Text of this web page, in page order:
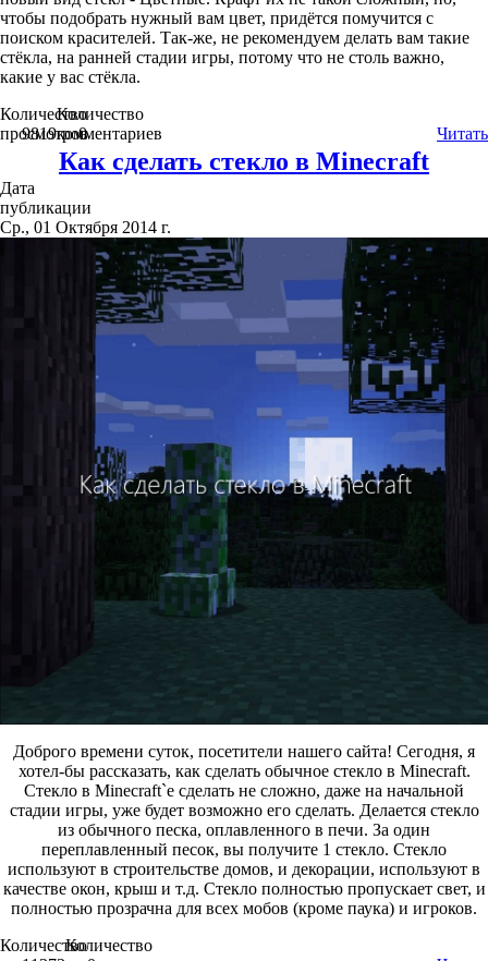
чтобы подобрать нужный вам цвет, придётся помучится с
поиском красителей. Так-же, не рекомендуем делать вам такие
стёкла, на ранней стадии игры, потому что не столь важно,
какие у вас стёкла.
Количество
просмотров
9819
Количество
комментариев
0 Читать
Как сделать стекло в Minecraft
Дата
публикации
Ср., 01 Октября 2014 г.
Доброго времени суток, посетители нашего сайта! Сегодня, я
хотел-бы рассказать, как сделать обычное стекло в Minecraft.
Стекло в Minecraft`e сделать не сложно, даже на начальной
стадии игры, уже будет возможно его сделать. Делается стекло
из обычного песка, оплавленного в печи. За один
переплавленный песок, вы получите 1 стекло. Стекло
используют в строительстве домов, и декорации, используют в
качестве окон, крыш и т.д. Стекло полностью пропускает свет, и
полностью прозрачна для всех мобов (кроме паука) и игроков.
КоличествоКоличество